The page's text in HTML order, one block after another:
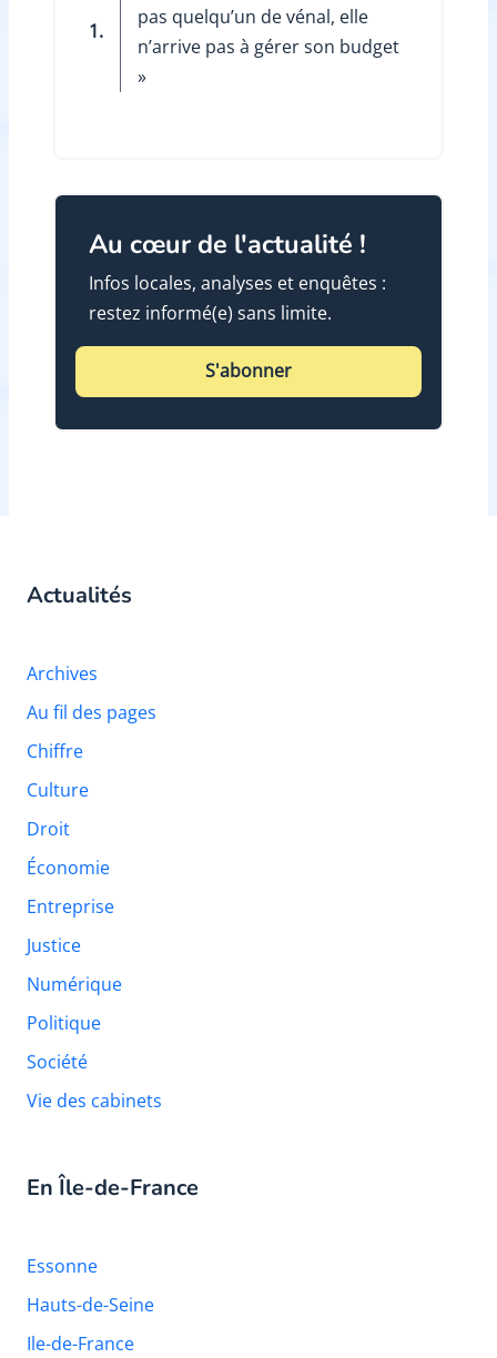
1.
pas quelqu’un de vénal, elle
n’arrive pas à gérer son budget
»
Au cœur de l'actualité !
Infos locales, analyses et enquêtes :
restez informé(e) sans limite.
S'abonner
Actualités
Archives
Au fil des pages
Chiffre
Culture
Droit
Économie
Entreprise
Justice
Numérique
Politique
Société
Vie des cabinets
En Île-de-France
Essonne
Hauts-de-Seine
Ile-de-France